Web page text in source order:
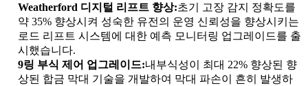
Weatherford 디지털 리프트 향상:초기 고장 감지 정확도를
약 35% 향상시켜 성숙한 유전의 운영 신뢰성을 향상시키는
로드 리프트 시스템에 대한 예측 모니터링 업그레이드를 출
시했습니다.
9링 부식 제어 업그레이드:내부식성이 최대 22% 향상된 향
상된 합금 막대 기술을 개발하여 막대 파손이 흔히 발생하